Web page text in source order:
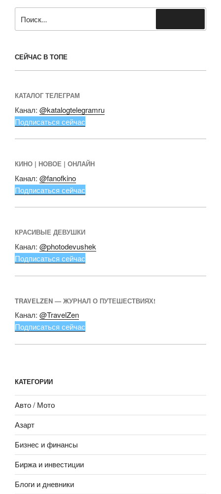
Поиск
СЕЙЧАС В ТОПЕ
КАТАЛОГ ТЕЛЕГРАМ
Канал: @katalogtelegramru
Подписаться сейчас
КИНО | НОВОЕ | ОНЛАЙН
Канал: @fanofkino
Подписаться сейчас
КРАСИВЫЕ ДЕВУШКИ
Канал: @photodevushek
Подписаться сейчас
TRAVELZEN — ЖУРНАЛ О ПУТЕШЕСТВИЯХ!
Канал: @TravelZen
Подписаться сейчас
КАТЕГОРИИ
Авто / Мото
Азарт
Бизнес и финансы
Биржа и инвестиции
Блоги и дневники